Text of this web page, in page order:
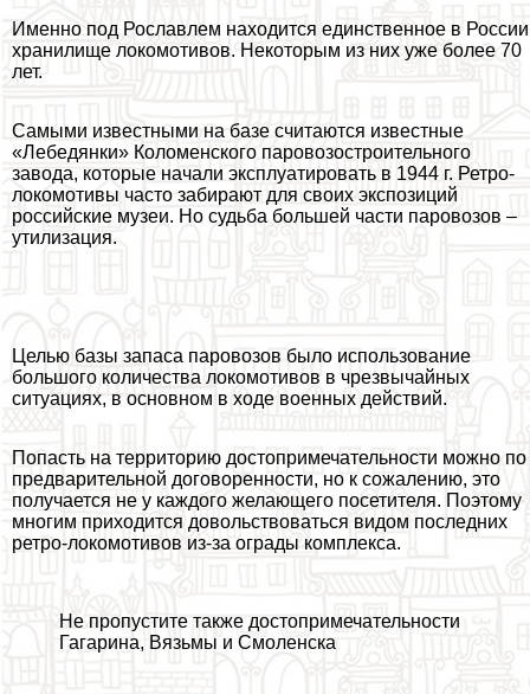
Именно под Рославлем находится единственное в России
хранилище локомотивов. Некоторым из них уже более 70
лет.
Самыми известными на базе считаются известные
«Лебедянки» Коломенского паровозостроительного
завода, которые начали эксплуатировать в 1944 г. Ретро-
локомотивы часто забирают для своих экспозиций
российские музеи. Но судьба большей части паровозов –
утилизация.
Целью базы запаса паровозов было использование
большого количества локомотивов в чрезвычайных
ситуациях, в основном в ходе военных действий.
Попасть на территорию достопримечательности можно по
предварительной договоренности, но к сожалению, это
получается не у каждого желающего посетителя. Поэтому
многим приходится довольствоваться видом последних
ретро-локомотивов из-за ограды комплекса.
Не пропустите также достопримечательности
Гагарина, Вязьмы и Смоленска